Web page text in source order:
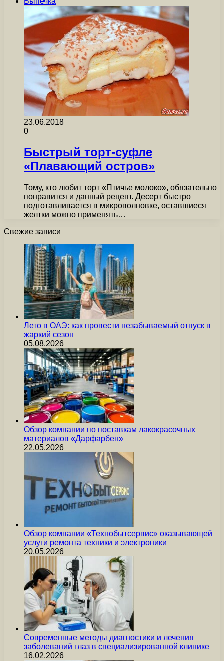
23.06.2018
0
Быстрый торт-суфле
«Плавающий остров»
Тому, кто любит торт «Птичье молоко», обязательно
понравится и данный рецепт. Десерт быстро
подготавливается в микроволновке, оставшиеся
желтки можно применять…
Свежие записи
Лето в ОАЭ: как провести незабываемый отпуск в
жаркий сезон
05.08.2026
Обзор компании по поставкам лакокрасочных
материалов «Дарфарбен»
22.05.2026
Обзор компании «Технобытсервис» оказывающей
услуги ремонта техники и электроники
20.05.2026
Современные методы диагностики и лечения
заболеваний глаз в специализированной клинике
16.02.2026